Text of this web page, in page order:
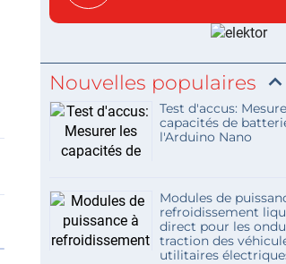
Nouvelles populaires
Test d'accus:
capacités de
l'Arduino Nano
Modules de
refroidissement
direct pour les
traction des
utilitaires